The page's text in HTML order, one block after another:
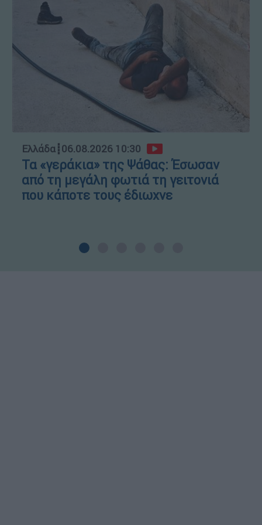
Ελλάδα┋06.08.2026 10:30
Τα «γεράκια» της Ψάθας: Έσωσαν
από τη μεγάλη φωτιά τη γειτονιά
που κάποτε τους έδιωχνε